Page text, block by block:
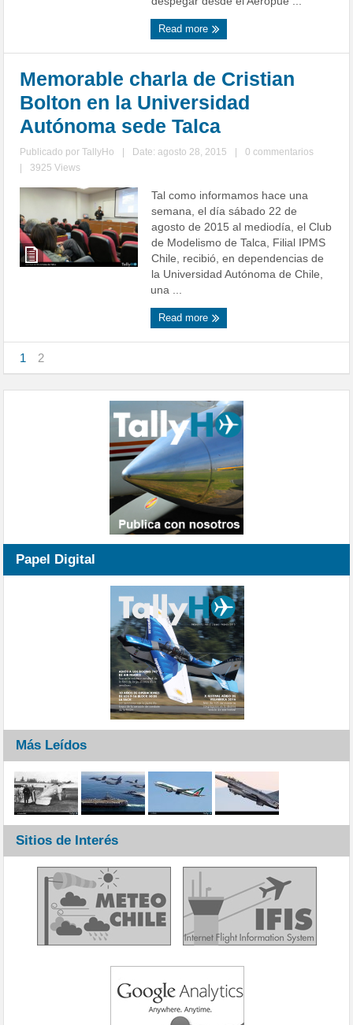
Read more
Memorable charla de Cristian
Bolton en la Universidad
Autónoma sede Talca
Publicado porTallyHo Date: agosto 28, 2015
0 commentarios
3925 Views
Tal como informamos hace una
semana, el día sábado 22 de
agosto de 2015 al mediodía, el Club
de Modelismo de Talca, Filial IPMS
Chile, recibió, en dependencias de
la Universidad Autónoma de Chile,
una ...
Read more
1 2
Papel Digital
Más Leídos
Sitios de Interés